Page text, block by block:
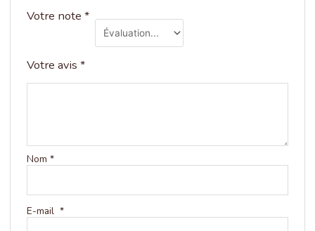
Votre note *
Votre avis *
Nom *
E-mail *